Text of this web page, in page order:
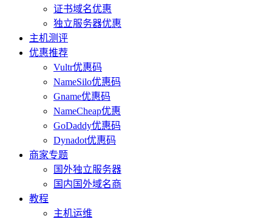
证书域名优惠
独立服务器优惠
主机测评
优惠推荐
Vultr优惠码
NameSilo优惠码
Gname优惠码
NameCheap优惠
GoDaddy优惠码
Dynadot优惠码
商家专题
国外独立服务器
国内国外域名商
教程
主机运维